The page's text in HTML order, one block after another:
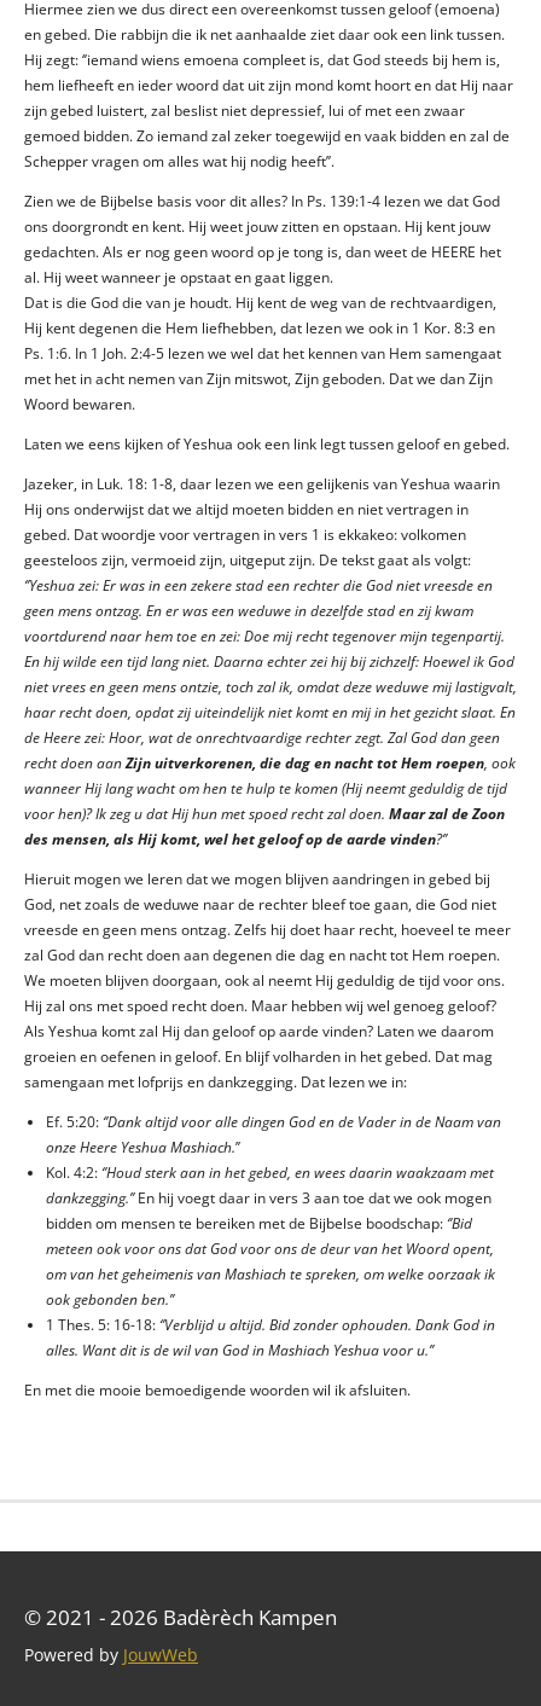
Hiermee zien we dus direct een overeenkomst tussen geloof (emoena)
en gebed. Die rabbijn die ik net aanhaalde ziet daar ook een link tussen.
Hij zegt: ‘’iemand wiens emoena compleet is, dat God steeds bij hem is,
hem liefheeft en ieder woord dat uit zijn mond komt hoort en dat Hij naar
zijn gebed luistert, zal beslist niet depressief, lui of met een zwaar
gemoed bidden. Zo iemand zal zeker toegewijd en vaak bidden en zal de
Schepper vragen om alles wat hij nodig heeft’’.
Zien we de Bijbelse basis voor dit alles? In Ps. 139:1-4 lezen we dat God
ons doorgrondt en kent. Hij weet jouw zitten en opstaan. Hij kent jouw
gedachten. Als er nog geen woord op je tong is, dan weet de HEERE het
al. Hij weet wanneer je opstaat en gaat liggen.
Dat is die God die van je houdt. Hij kent de weg van de rechtvaardigen,
Hij kent degenen die Hem liefhebben, dat lezen we ook in 1 Kor. 8:3 en
Ps. 1:6. In 1 Joh. 2:4-5 lezen we wel dat het kennen van Hem samengaat
met het in acht nemen van Zijn mitswot, Zijn geboden. Dat we dan Zijn
Woord bewaren.
Laten we eens kijken of Yeshua ook een link legt tussen geloof en gebed.
Jazeker, in Luk. 18: 1-8, daar lezen we een gelijkenis van Yeshua waarin
Hij ons onderwijst dat we altijd moeten bidden en niet vertragen in
gebed. Dat woordje voor vertragen in vers 1 is ekkakeo: volkomen
geesteloos zijn, vermoeid zijn, uitgeput zijn. De tekst gaat als volgt:
‘’Yeshua zei: Er was in een zekere stad een rechter die God niet vreesde en
geen mens ontzag. En er was een weduwe in dezelfde stad en zij kwam
voortdurend naar hem toe en zei: Doe mij recht tegenover mijn tegenpartij.
En hij wilde een tijd lang niet. Daarna echter zei hij bij zichzelf: Hoewel ik God
niet vrees en geen mens ontzie, toch zal ik, omdat deze weduwe mij lastigvalt,
haar recht doen, opdat zij uiteindelijk niet komt en mij in het gezicht slaat. En
de Heere zei: Hoor, wat de onrechtvaardige rechter zegt. Zal God dan geen
recht doen aanZijn uitverkorenen, die dag en nacht tot Hem roepen, ook
wanneer Hij lang wacht om hen te hulp te komen (Hij neemt geduldig de tijd
voor hen)? Ik zeg u dat Hij hun met spoed recht zal doen. Maar zal de Zoon
des mensen, als Hij komt, wel het geloof op de aarde vinden?’’
Hieruit mogen we leren dat we mogen blijven aandringen in gebed bij
God, net zoals de weduwe naar de rechter bleef toe gaan, die God niet
vreesde en geen mens ontzag. Zelfs hij doet haar recht, hoeveel te meer
zal God dan recht doen aan degenen die dag en nacht tot Hem roepen.
We moeten blijven doorgaan, ook al neemt Hij geduldig de tijd voor ons.
Hij zal ons met spoed recht doen. Maar hebben wij wel genoeg geloof?
Als Yeshua komt zal Hij dan geloof op aarde vinden? Laten we daarom
groeien en oefenen in geloof. En blijf volharden in het gebed. Dat mag
samengaan met lofprijs en dankzegging. Dat lezen we in:
Ef. 5:20:‘’Dank altijd voor alle dingen God en de Vader in de Naam van
onze Heere Yeshua Mashiach.’’
Kol. 4:2:‘’Houd sterk aan in het gebed, en wees daarin waakzaam met
dankzegging.’’En hij voegt daar in vers 3 aan toe dat we ook mogen
bidden om mensen te bereiken met de Bijbelse boodschap:‘’Bid
meteen ook voor ons dat God voor ons de deur van het Woord opent,
om van het geheimenis van Mashiach te spreken, om welke oorzaak ik
ook gebonden ben.’’
1 Thes. 5: 16-18:‘’Verblijd u altijd. Bid zonder ophouden. Dank God in
alles. Want dit is de wil van God in Mashiach Yeshua voor u.’’
En met die mooie bemoedigende woorden wil ik afsluiten.
© 2021 - 2026 Badèrèch Kampen
Powered by JouwWeb